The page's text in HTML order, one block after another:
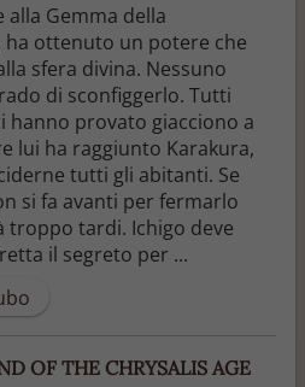
alla Gemma della
ha ottenuto un potere che
sfera divina. Nessuno
di sconfiggerlo. Tutti
hanno provato giacciono a
lui ha raggiunto Karakura,
tutti gli abitanti. Se
si fa avanti per fermarlo
troppo tardi. Ichigo deve
il segreto per ...
OF THE CHRYSALIS AGE